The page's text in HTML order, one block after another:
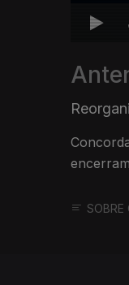
SOBRE